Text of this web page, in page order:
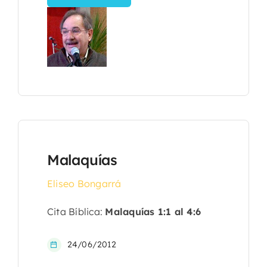
Malaquías
Eliseo Bongarrá
Cita Bíblica: Malaquías 1:1 al 4:6
24/06/2012